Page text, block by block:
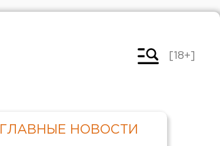
[18+]
ГЛАВНЫЕ НОВОСТИ